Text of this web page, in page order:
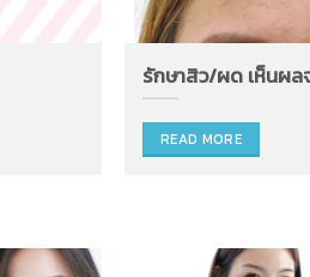
รักษาสิว/ผด เห็นผล
READ MORE